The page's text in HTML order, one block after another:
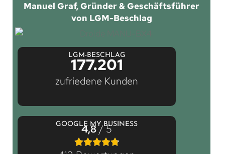
Manuel Graf, Gründer & Geschäftsführer
von LGM-Beschlag
LGM-BESCHLAG
177.201
zufriedene Kunden
GOOGLE MY BUSINESS
4,8/ 5